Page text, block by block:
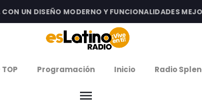
UN DISEÑO MODERNO Y FUNCIONALIDADES
Programación Inicio Radio
menu